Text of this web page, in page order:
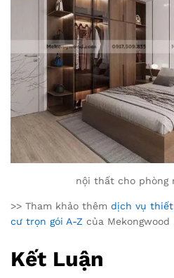
nội thất cho phòng
>> Tham khảo thêm dịch vụ
cư trọn gói A-Z của Mekongwood
Kết Luận